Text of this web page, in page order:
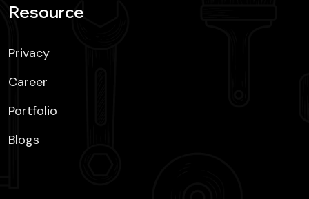
Resource
Privacy
Career
Portfolio
Blogs